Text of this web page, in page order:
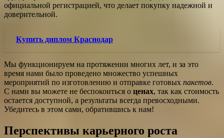
официальной регистрацией, что делает покупку надежной и
доверительной.
Купить диплом Краснодар
Мы функционируем на протяжении многих лет, и за это
время нами было проведено множество успешных
мероприятий по изготовлению и отправке готовых пакетов.
С нами вы можете не беспокоиться о ценах, так как стоимость
остается доступной, а результаты всегда превосходными.
Убедитесь в этом сами, обратившись к нам!
Перспективы карьерного роста